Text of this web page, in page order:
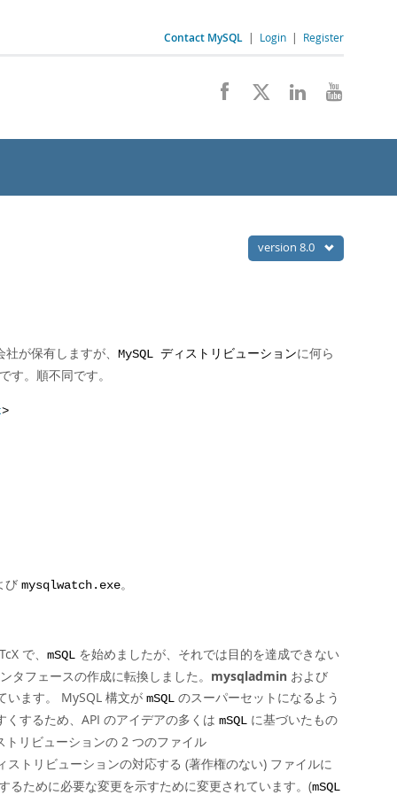
Contact MySQL | Login | Register
version 8.0
が保有しますが、 MySQL ディストリビューションに何ら
す。順不同です。
>
び mysqlwatch.exe。
で、 mSQL を始めましたが、それでは目的を達成できない
フェースの作成に転換しました。 mysqladmin および
います。 MySQL 構文が mSQL のスーパーセットになるよう
するため、API のアイデアの多くは mSQL に基づいたもの
リビューションの 2 つのファイル
ストリビューションの対応する (著作権のない) ファイルに
るために必要な変更を示すために変更されています。(mSQL